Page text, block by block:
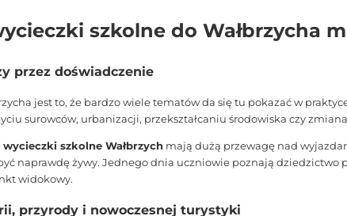
szkolne do Wałbrzycha
przez doświadczenie
jest to, że bardzo wiele tematów da się tu pokazać w
surowców, urbanizacji, przekształcaniu środowiska czy
wycieczki szkolne Wałbrzych mają dużą przewagę nad
naprawdę żywy. Jednego dnia uczniowie poznają dziedzictwo
widokowy.
przyrody i nowoczesnej turystyki